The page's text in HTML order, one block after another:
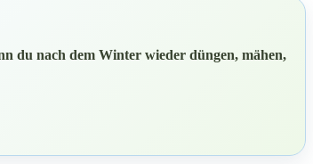
du nach dem Winter wieder düngen, mähen,